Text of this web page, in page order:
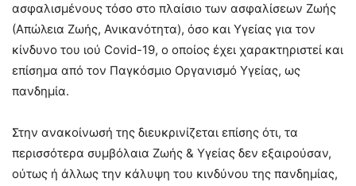
ασφαλισμένους τόσο στο πλαίσιο των ασφαλίσεων Ζωής
(Απώλεια Ζωής, Ανικανότητα), όσο και Υγείας για τον
κίνδυνο του ιού Covid-19, ο οποίος έχει χαρακτηριστεί και
επίσημα από τον Παγκόσμιο Οργανισμό Υγείας, ως
πανδημία.
Στην ανακοίνωσή της διευκρινίζεται επίσης ότι, τα
περισσότερα συμβόλαια Ζωής & Υγείας δεν εξαιρούσαν,
ούτως ή άλλως την κάλυψη του κινδύνου της πανδημίας,